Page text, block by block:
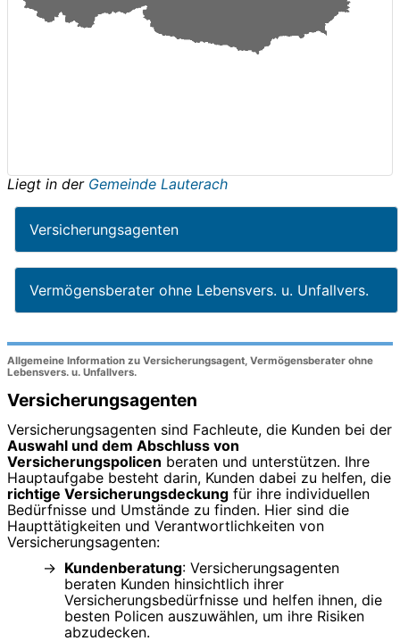
Liegt in der Gemeinde Lauterach
Versicherungsagenten
Vermögensberater ohne Lebensvers. u. Unfallvers.
Allgemeine Information zu Versicherungsagent, Vermögensberater ohne
Lebensvers. u. Unfallvers.
Versicherungsagenten
Versicherungsagenten sind Fachleute, die Kunden bei der
Auswahl und dem Abschluss von
Versicherungspolicen beraten und unterstützen. Ihre
Hauptaufgabe besteht darin, Kunden dabei zu helfen, die
richtige Versicherungsdeckung für ihre individuellen
Bedürfnisse und Umstände zu finden. Hier sind die
Haupttätigkeiten und Verantwortlichkeiten von
Versicherungsagenten:
Kundenberatung: Versicherungsagenten
beraten Kunden hinsichtlich ihrer
Versicherungsbedürfnisse und helfen ihnen, die
besten Policen auszuwählen, um ihre Risiken
abzudecken.